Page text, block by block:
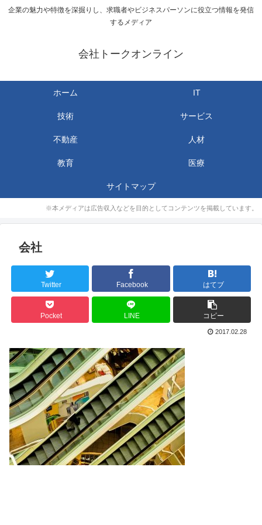
企業の魅力や特徴を深掘りし、求職者やビジネスパーソンに役立つ情報を発信
するメディア
会社トークオンライン
ホーム IT
技術 サービス
不動産 人材
教育 医療
サイトマップ
※本メディアは広告収入などを目的としてコンテンツを掲載しています。
会社
Twitter Facebook はてブ
Pocket LINE コピー
2017.02.28